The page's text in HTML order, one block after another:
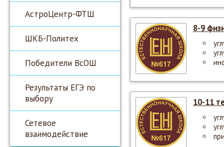
АстроЦентр-ФТШ
ШКБ-Политех
Победители ВсОШ
Результаты ЕГЭ по
выбору
Сетевое
взаимодействие
8-9
10-11